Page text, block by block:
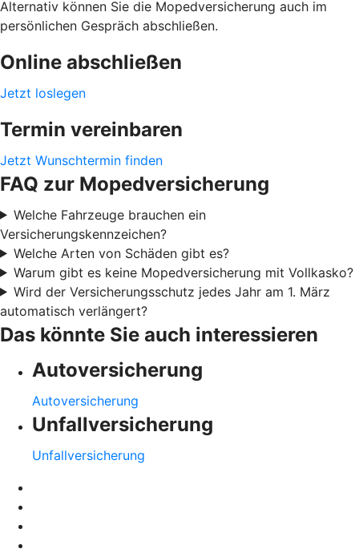
Alternativ können Sie die Mopedversicherung auch im
persönlichen Gespräch abschließen.
Online abschließen
Jetzt loslegen
Termin vereinbaren
Jetzt Wunschtermin finden
FAQ zur Mopedversicherung
Welche Fahrzeuge brauchen ein
Versicherungskennzeichen?
Welche Arten von Schäden gibt es?
Warum gibt es keine Mopedversicherung mit Vollkasko?
Wird der Versicherungsschutz jedes Jahr am 1. März
automatisch verlängert?
Das könnte Sie auch interessieren
Autoversicherung
Autoversicherung
Unfallversicherung
Unfallversicherung